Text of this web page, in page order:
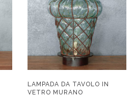
LAMPADA DA TAVOLO IN
VETRO MURANO